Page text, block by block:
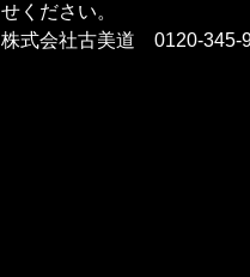
せください。
株式会社古美道　0120-345-